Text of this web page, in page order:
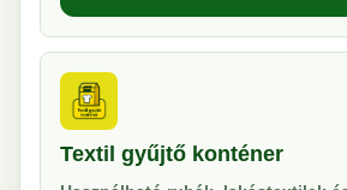
Textil gyűjtő konténer